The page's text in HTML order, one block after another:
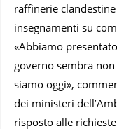
raffinerie
insegnamenti su
«Abbiamo
governo sembra
siamo oggi»,
dei ministeri
risposto alle